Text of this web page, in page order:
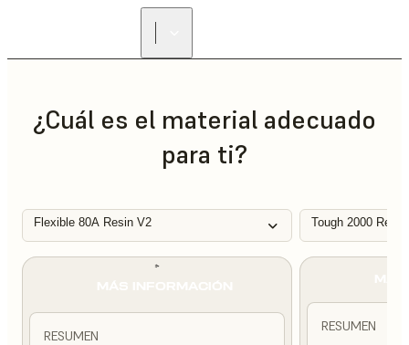
¿Cuál es el material adecuado
para ti?
Flexible 80A Resin V2 Tough 2000
RESUMEN
RESUMEN